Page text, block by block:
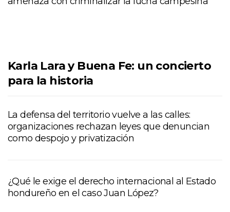
Karla Lara y Buena Fe: un concierto
para la historia
La defensa del territorio vuelve a las calles:
organizaciones rechazan leyes que denuncian
como despojo y privatización
¿Qué le exige el derecho internacional al Estado
hondureño en el caso Juan López?